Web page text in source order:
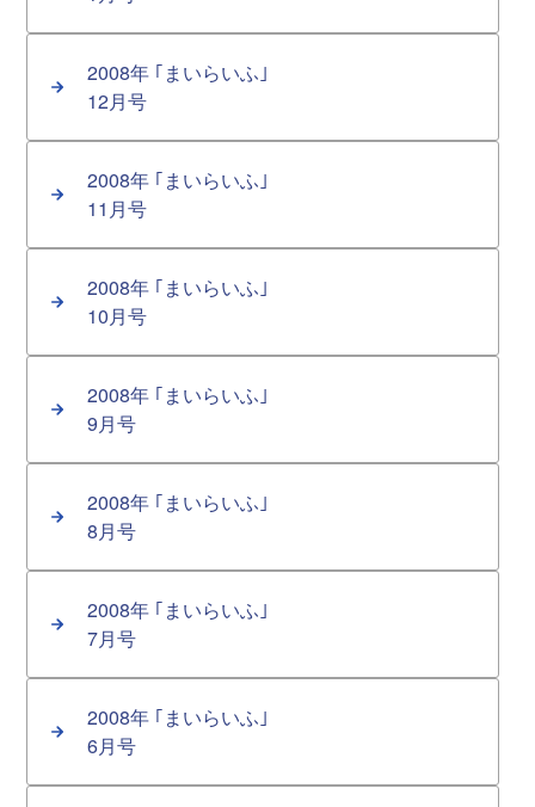
2008年 ｢まいらいふ｣
12月号
2008年 ｢まいらいふ｣
11月号
2008年 ｢まいらいふ｣
10月号
2008年 ｢まいらいふ｣
9月号
2008年 ｢まいらいふ｣
8月号
2008年 ｢まいらいふ｣
7月号
2008年 ｢まいらいふ｣
6月号